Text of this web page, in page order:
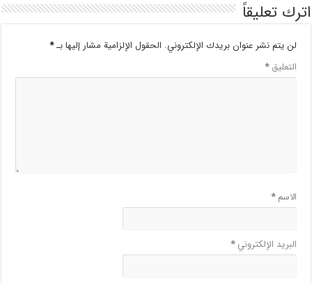
اترك تعليقاً
لن يتم نشر عنوان بريدك الإلكتروني. الحقول الإلزامية مشار إليها بـ*
التعليق*
الاسم*
البريد الإلكتروني*